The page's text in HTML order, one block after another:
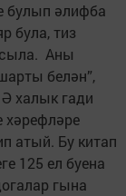
булып әлифба
була, тиз
Аны
белән”,
халык гади
хәрефләре
атый. Бу китап
125 ел буена
гына